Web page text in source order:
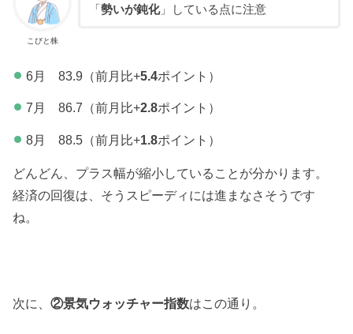
こびと株
「 勢いが鈍化」している点に注意
6月 83.9（前月比+5.4ポイント）
7月 86.7（前月比+2.8ポイント）
8月 88.5（前月比+1.8ポイント）
どんどん、プラス幅が縮小していることが分かります。
経済の回復は、そうスピーディには進まなさそうです
ね。
次に、②景気ウォッチャー指数はこの通り。